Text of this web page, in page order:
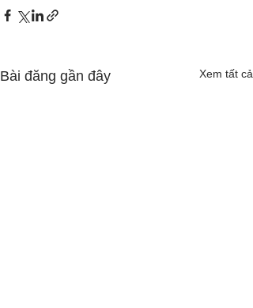
Bài đăng gần đây Xem tất cả